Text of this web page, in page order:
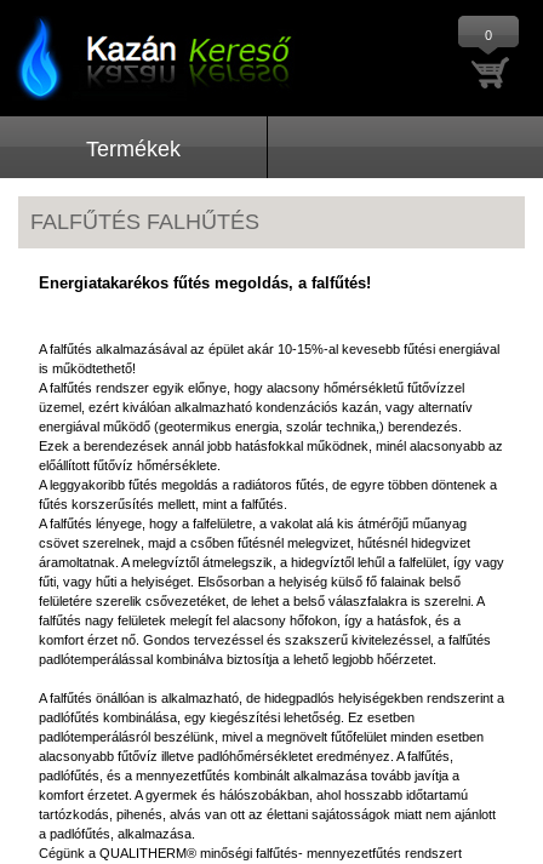
0
Termékek
FALFŰTÉS FALHŰTÉS
Energiatakarékos fűtés megoldás, a falfűtés!
A falfűtés alkalmazásával az épület akár 10-15%-al kevesebb fűtési energiával
is működtethető!
A falfűtés rendszer egyik előnye, hogy alacsony hőmérsékletű fűtővízzel
üzemel, ezért kiválóan alkalmazható kondenzációs kazán, vagy alternatív
energiával működő (geotermikus energia, szolár technika,) berendezés.
Ezek a berendezések annál jobb hatásfokkal működnek, minél alacsonyabb az
előállított fűtővíz hőmérséklete.
A leggyakoribb fűtés megoldás a radiátoros fűtés, de egyre többen döntenek a
fűtés korszerűsítés mellett, mint a falfűtés.
A falfűtés lényege, hogy a falfelületre, a vakolat alá kis átmérőjű műanyag
csövet szerelnek, majd a csőben fűtésnél melegvizet, hűtésnél hidegvizet
áramoltatnak. A melegvíztől átmelegszik, a hidegvíztől lehűl a falfelület, így vagy
fűti, vagy hűti a helyiséget. Elsősorban a helyiség külső fő falainak belső
felületére szerelik csővezetéket, de lehet a belső válaszfalakra is szerelni. A
falfűtés nagy felületek melegít fel alacsony hőfokon, így a hatásfok, és a
komfort érzet nő. Gondos tervezéssel és szakszerű kivitelezéssel, a falfűtés
padlótemperálással kombinálva biztosítja a lehető legjobb hőérzetet.
A falfűtés önállóan is alkalmazható, de hidegpadlós helyiségekben rendszerint a
padlófűtés kombinálása, egy kiegészítési lehetőség. Ez esetben
padlótemperálásról beszélünk, mivel a megnövelt fűtőfelület minden esetben
alacsonyabb fűtővíz illetve padlóhőmérsékletet eredményez. A falfűtés,
padlófűtés, és a mennyezetfűtés kombinált alkalmazása tovább javítja a
komfort érzetet. A gyermek és hálószobákban, ahol hosszabb időtartamú
tartózkodás, pihenés, alvás van ott az élettani sajátosságok miatt nem ajánlott
a padlófűtés, alkalmazása.
Cégünk a QUALITHERM® minőségi falfűtés- mennyezetfűtés rendszert